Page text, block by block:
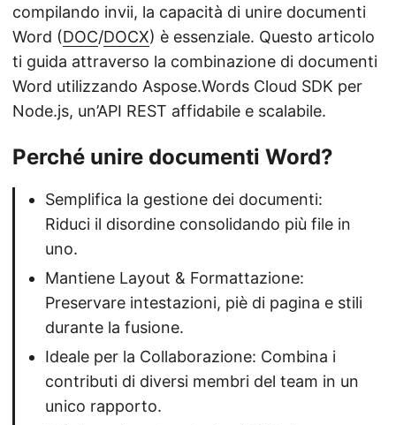
compilando invii, la capacità di unire documenti
Word (DOC/DOCX) è essenziale. Questo articolo
ti guida attraverso la combinazione di documenti
Word utilizzando Aspose.Words Cloud SDK per
Node.js, un’API REST affidabile e scalabile.
Perché unire documenti Word?
Semplifica la gestione dei documenti:
Riduci il disordine consolidando più file in
uno.
Mantiene Layout & Formattazione:
Preservare intestazioni, piè di pagina e stili
durante la fusione.
Ideale per la Collaborazione: Combina i
contributi di diversi membri del team in un
unico rapporto.